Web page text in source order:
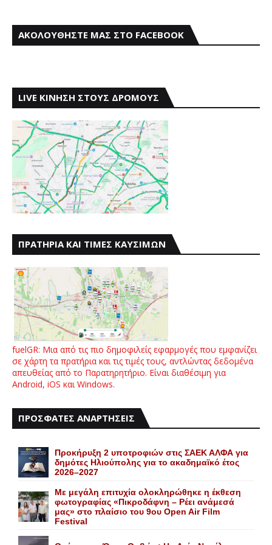
ΑΚΟΛΟΥΘΗΣΤΕ ΜΑΣ ΣΤΟ FACEBOOK
LIVE ΚΙΝΗΣΗ ΣΤΟΥΣ ΔΡΟΜΟΥΣ
ΠΡΑΤΗΡΙΑ ΚΑΙ ΤΙΜΕΣ ΚΑΥΣΙΜΩΝ
fuelGR: Μια από τις πιο δημοφιλείς εφαρμογές που εμφανίζει
σε χάρτη τα πρατήρια και τις τιμές τους, αντλώντας δεδομένα
απευθείας από το Παρατηρητήριο. Είναι διαθέσιμη για
Android, iOS και Windows.
ΠΡΟΣΦΑΤΕΣ ΑΝΑΡΤΗΣΕΙΣ
Προκήρυξη 2 υποτροφιών στις ΣΑΕΚ ΑΛΦΑ για
δημότες Ηλιούπολης για το ακαδημαϊκό έτος
2026–2027
Με μεγάλη επιτυχία ολοκληρώθηκε η έκθεση
φωτογραφίας «Πικροδάφνη – Ρέει ανάμεσά
μας» στο πλαίσιο του 9ου Open Air Film
Festival